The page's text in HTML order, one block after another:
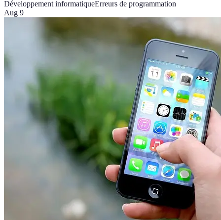
Développement informatiqueErreurs de programmation
Aug 9